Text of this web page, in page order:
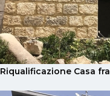
Riqualificazione Casa